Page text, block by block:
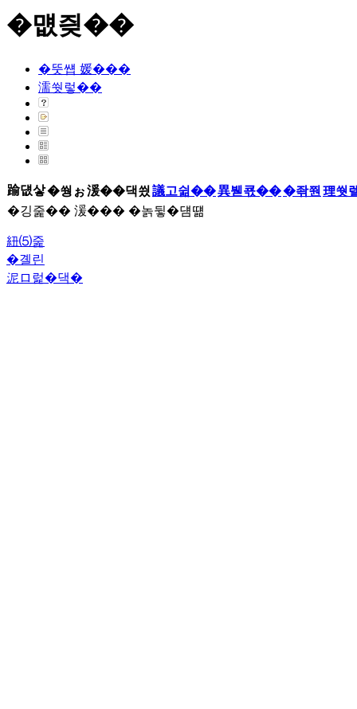
�먮즺��
�뚯썝 媛���
濡쒓렇��
踰덊샇�쒕ぉ湲��댁씠議고쉶��異붿쿇���좎쭨 理쒓
�깅줉�� 湲��� �놁뒿�덈떎
紐⑸줉
�곌린
泥ロ럹�댁�